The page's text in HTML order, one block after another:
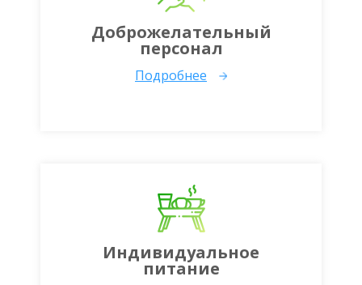
Доброжелательный
персонал
Подробнее
Индивидуальное
питание